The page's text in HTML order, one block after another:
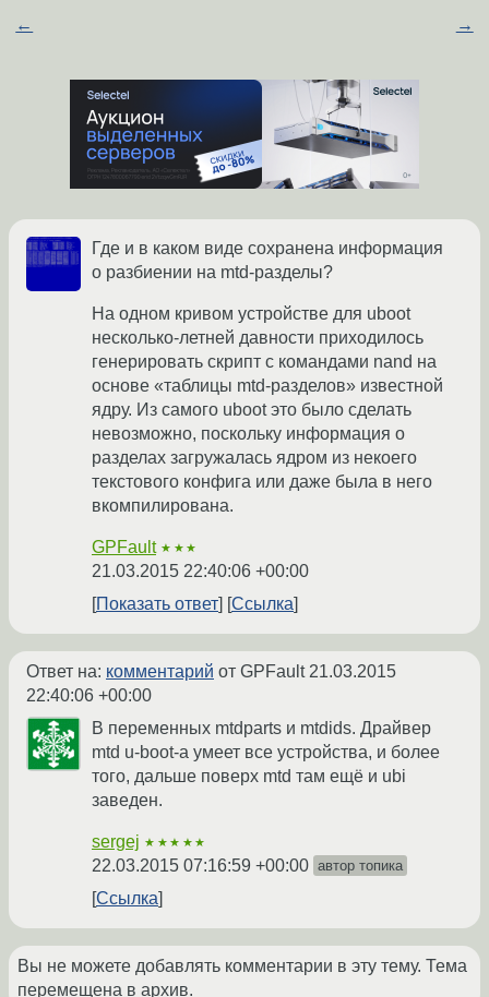
← →
Где и в каком виде сохранена информация
о разбиении на mtd-разделы?
На одном кривом устройстве для uboot
несколько-летней давности приходилось
генерировать скрипт с командами nand на
основе «таблицы mtd-разделов» известной
ядру. Из самого uboot это было сделать
невозможно, поскольку информация о
разделах загружалась ядром из некоего
текстового конфига или даже была в него
вкомпилирована.
GPFault ★★★
21.03.2015 22:40:06 +00:00
Показать ответ
Ссылка
Ответ на: комментарий от GPFault21.03.2015
22:40:06 +00:00
В переменных mtdparts и mtdids. Драйвер
mtd u-boot-а умеет все устройства, и более
того, дальше поверх mtd там ещё и ubi
заведен.
sergej ★★★★★
22.03.2015 07:16:59 +00:00 автор топика
Ссылка
Вы не можете добавлять комментарии в эту тему. Тема
перемещена в архив.